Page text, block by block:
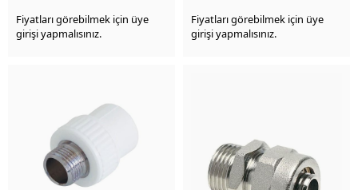
Fiyatları görebilmek için üye
girişi yapmalısınız.
Fiyatları görebilmek için üye
girişi yapmalısınız.